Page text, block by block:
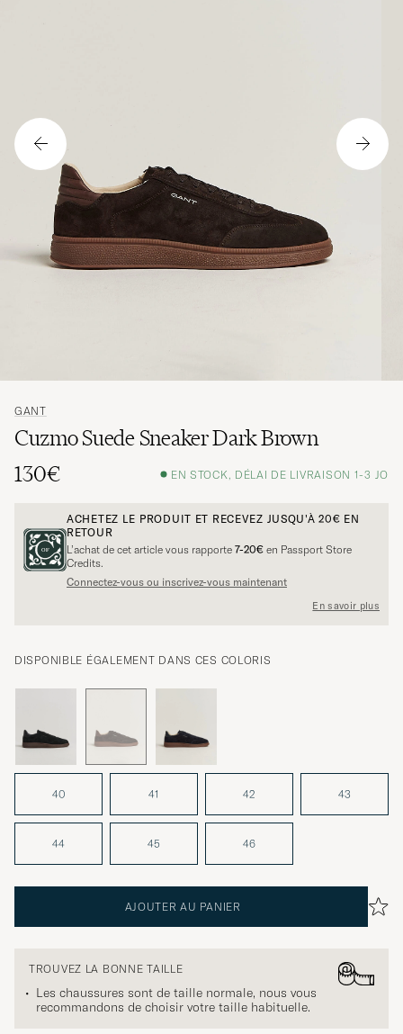
GANT
Cuzmo Suede Sneaker Dark Brown
130€
EN STOCK, DÉLAI DE LIVRAISON 1-3 JO
ACHETEZ LE PRODUIT ET RECEVEZ JUSQU'À20€ EN
RETOUR
L’achat de cet article vous rapporte 7-20€ en Passport Store
Credits.
Connectez-vous ou inscrivez-vous maintenant
En savoir plus
DISPONIBLE ÉGALEMENT DANS CES COLORIS
40 41 42 43
44 45 46
AJOUTER AU PANIER
TROUVEZ LA BONNE TAILLE
Les chaussures sont de taille normale, nous vous
recommandons de choisir votre taille habituelle.